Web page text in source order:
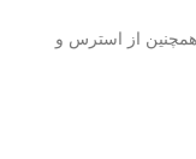
از استرس و